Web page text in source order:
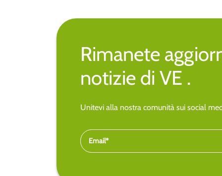
Rimanete
notizie di VE .
Unitevi alla nostra comunità sui social